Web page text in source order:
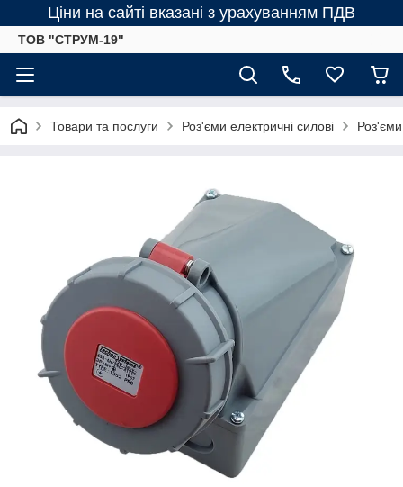
Ціни на сайті вказані з урахуванням ПДВ
ТОВ "СТРУМ-19"
Товари та послуги Роз'єми електричні силові